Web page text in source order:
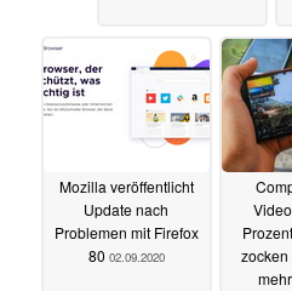
Mozilla veröffentlicht
Update nach
Problemen mit Firefox
80 02.09.2020
mehr